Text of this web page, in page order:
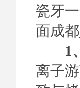
瓷牙
面成都
1
离子